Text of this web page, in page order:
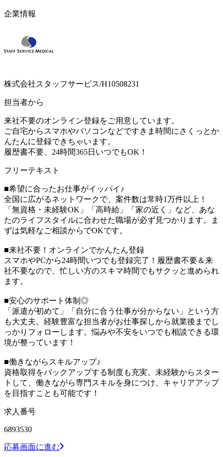
企業情報
株式会社スタッフサービス/H10508231
担当者から
来社不要のオンライン登録をご用意しています。
ご自宅からスマホやパソコンなどですきま時間にさくっとか
んたんに登録できちゃいます。
履歴書不要、24時間365日いつでもOK！
フリーテキスト
■希望に合ったお仕事がイッパイ♪
全国に広がるネットワークで、案件数は常時1万件以上！
「無資格・未経験OK」「高時給」「家の近く」など、あな
たのライフスタイルに合わせた職場が必ず見つかります。ま
ずは気軽なご相談からでOKです。
■来社不要！オンラインでかんたん登録
スマホやPCから24時間いつでも登録完了！履歴書不要＆来
社不要なので、忙しい方のスキマ時間でもサクッと進められ
ます。
■安心のサポート体制◎
「派遣が初めて」「自分に合う仕事が分からない」という方
も大丈夫。経験豊富な担当者がお仕事探しから就業後までし
っかりフォローします。悩みや不安をいつでも相談できる環
境が整っています！
■働きながらスキルアップ♪
資格取得をバックアップする制度も充実。未経験からスター
トして、働きながら専門スキルを身につけ、キャリアアップ
を目指すことも可能です！
求人番号
6893530
応募画面に進む